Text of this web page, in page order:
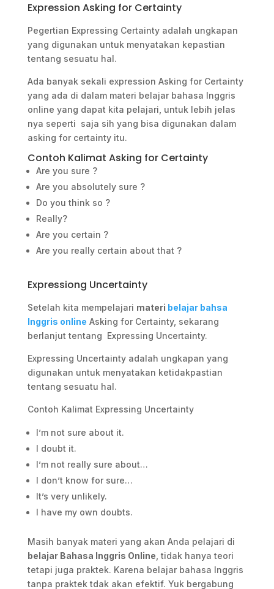
Expression Asking for Certainty
Pegertian Expressing Certainty adalah ungkapan
yang digunakan untuk menyatakan kepastian
tentang sesuatu hal.
Ada banyak sekali expression Asking for Certainty
yang ada di dalam materi belajar bahasa Inggris
online yang dapat kita pelajari, untuk lebih jelas
nya seperti saja sih yang bisa digunakan dalam
asking for certainty itu.
Contoh Kalimat Asking for Certainty
Are you sure ?
Are you absolutely sure ?
Do you think so ?
Really?
Are you certain ?
Are you really certain about that ?
Expressiong Uncertainty
Setelah kita mempelajari materi belajar bahsa
Inggris online Asking for Certainty, sekarang
berlanjut tentang Expressing Uncertainty.
Expressing Uncertainty adalah ungkapan yang
digunakan untuk menyatakan ketidakpastian
tentang sesuatu hal.
Contoh Kalimat Expressing Uncertainty
I’m not sure about it.
I doubt it.
I’m not really sure about…
I don’t know for sure…
It’s very unlikely.
I have my own doubts.
Masih banyak materi yang akan Anda pelajari di
belajar Bahasa Inggris Online , tidak hanya teori
tetapi juga praktek. Karena belajar bahasa Inggris
tanpa praktek tdak akan efektif. Yuk bergabung